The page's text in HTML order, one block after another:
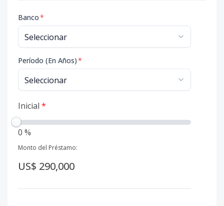
Banco*
Período (En Años)*
Inicial *
0 %
Monto del Préstamo:
US$ 290,000